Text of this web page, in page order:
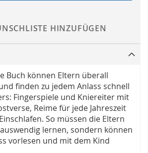
HINZUFÜGEN
Buch können Eltern überall
finden zu jedem Anlass schnell
Fingerspiele und Kniereiter mit
Reime für jede Jahreszeit
So müssen die Eltern
lernen, sondern können
vorlesen und mit dem Kind